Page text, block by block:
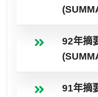
92年摘
91年摘